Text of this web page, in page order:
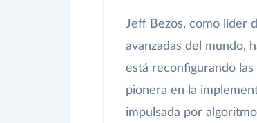
Jeff Bezos, como líder
avanzadas del mundo,
está reconfigurando las
pionera en la
impulsada por